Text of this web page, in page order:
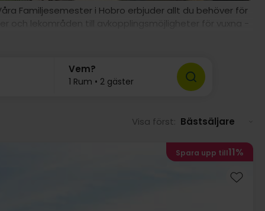
Familjesemester i Hobro erbjuder allt du behöver för
och lekområden till avkopplingsmöjligheter för vuxna -
service och gör varje stund speciell i Hobro
Vem?
1 Rum • 2 gäster
Visa först: Bästsäljare
Spara upp till11%